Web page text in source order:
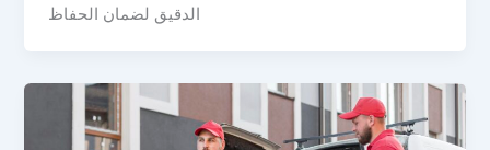
الدقيق لضمان الحفاظ